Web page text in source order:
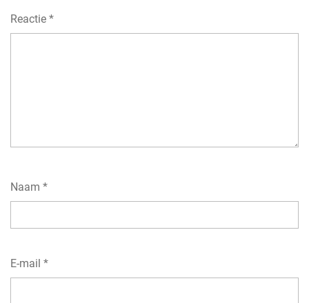
Reactie *
Naam *
E-mail *